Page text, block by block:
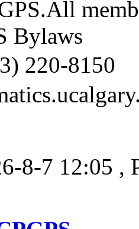
Bylaws
220-8150
8-7 12:05 ,